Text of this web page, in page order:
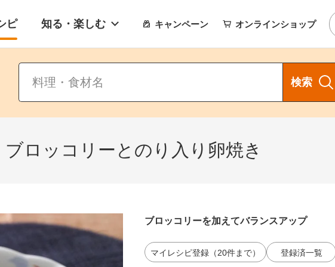
ピ 知る・楽しむ キャンペーン オンラインショップ
検索
ブロッコリーとのり入り卵焼き
ブロッコリーを加えてバランスアップ
マイレシピ登録（20件まで） 登録済一覧